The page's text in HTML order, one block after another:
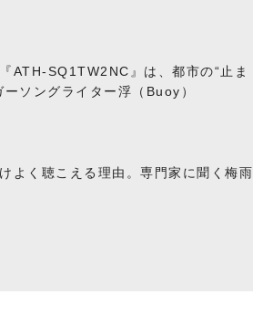
ATH-SQ1TW2NC』は、都市の“止ま
ソングライター浮（Buoy）
よく聴こえる理由。専門家に聞く梅雨